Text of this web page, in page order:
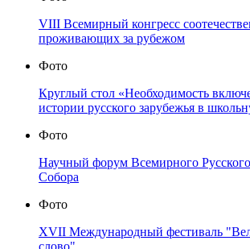
VIII Всемирный конгресс
проживающих за рубежом
Фото
Круглый стол «Необходимость
истории русского зарубежья в
Фото
Научный форум Всемирного
Собора
Фото
XVII Международный фестиваль